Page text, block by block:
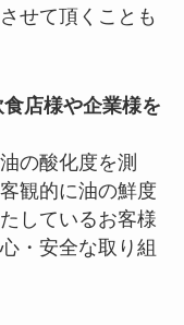
せて頂くことも
店様や企業様を
の酸化度を測
観的に油の鮮度
しているお客様
・安全な取り組